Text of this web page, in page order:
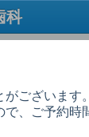
科
内容確認 予
がございます
で、ご予約時